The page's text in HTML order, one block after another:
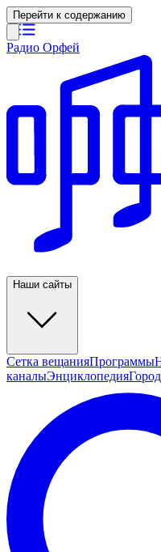
Перейти к содержанию
Радио Орфей
Наши сайты
Сетка вещанияПрограммы
каналыЭнциклопедия